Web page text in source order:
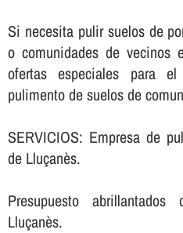
Si necesita pulir suelos de
o comunidades de vecinos
ofertas especiales para
pulimento de suelos de
SERVICIOS: Empresa de
de Lluçanès.
Presupuesto
Lluçanès.